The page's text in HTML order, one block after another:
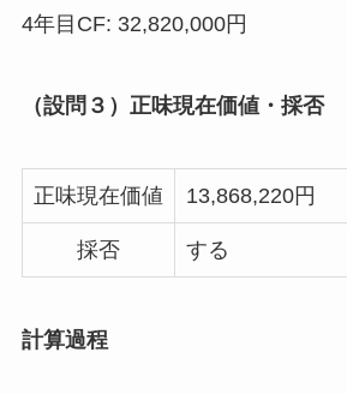
4年目CF: 32,820,000円
（設問３）正味現在価値・採否
正味現在価値 13,868,220円
採否 する
計算過程